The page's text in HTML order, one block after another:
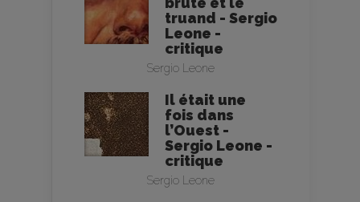
truand - Sergio
Leone -
critique
Sergio Leone
Il était une
fois dans
l’Ouest -
Sergio Leone -
critique
Sergio Leone